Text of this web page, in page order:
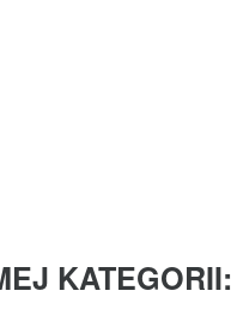
KATEGORII: